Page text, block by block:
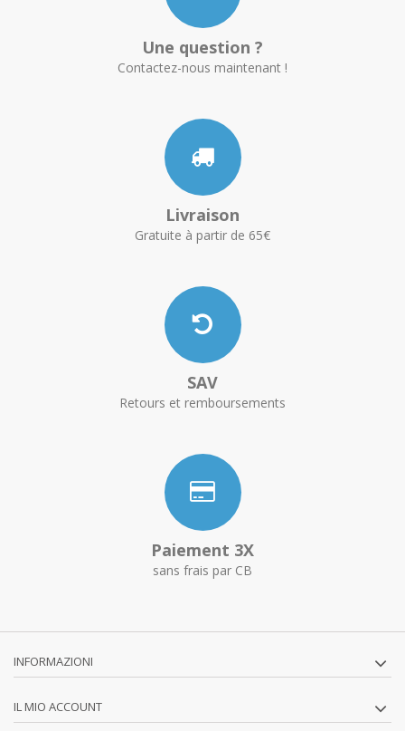
Une question ?
Contactez-nous maintenant !
Livraison
Gratuite à partir de 65€
SAV
Retours et remboursements
Paiement 3X
sans frais par CB
INFORMAZIONI
IL MIO ACCOUNT